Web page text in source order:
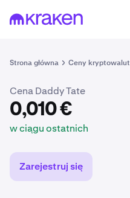
Strona główna Ceny kryptowalut
0,010 €
Cena Daddy Tate
0,010 €
w ciągu ostatnich
Zarejestruj się